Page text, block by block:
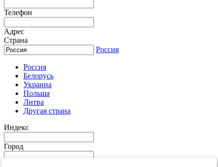
Телефон
Адрес
Страна
Россия
Россия
Белорусь
Украина
Польша
Литва
Другая страна
Индекс
Город